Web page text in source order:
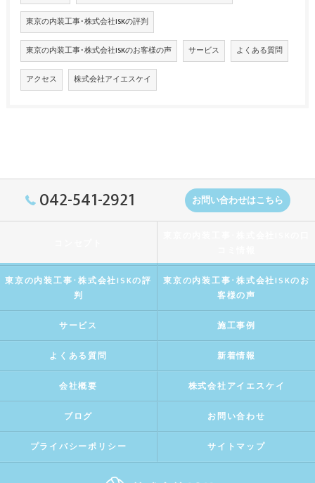
東京の内装工事･株式会社ISKの評判
東京の内装工事･株式会社ISKのお客様の声 サービス よくある質問
アクセス 株式会社アイエスケイ
042-541-2921 お問い合わせはこちら
東京の内装工事･株式会社ISKの評
判
東京の内装工事･株式会社ISKのお
客様の声
サービス 施工事例
よくある質問 新着情報
会社概要 株式会社アイエスケイ
ブログ お問い合わせ
プライバシーポリシー サイトマップ